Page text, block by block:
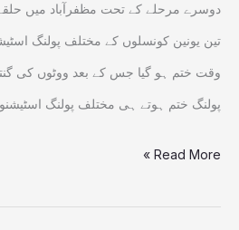
تین یونین کونسلوں کے مختلف پولنگ
وقت ختم ہو گیا جس کے بعد ووٹوں کی
پولنگ ختم ہوتے ہی مختلف پولنگ
Read More »